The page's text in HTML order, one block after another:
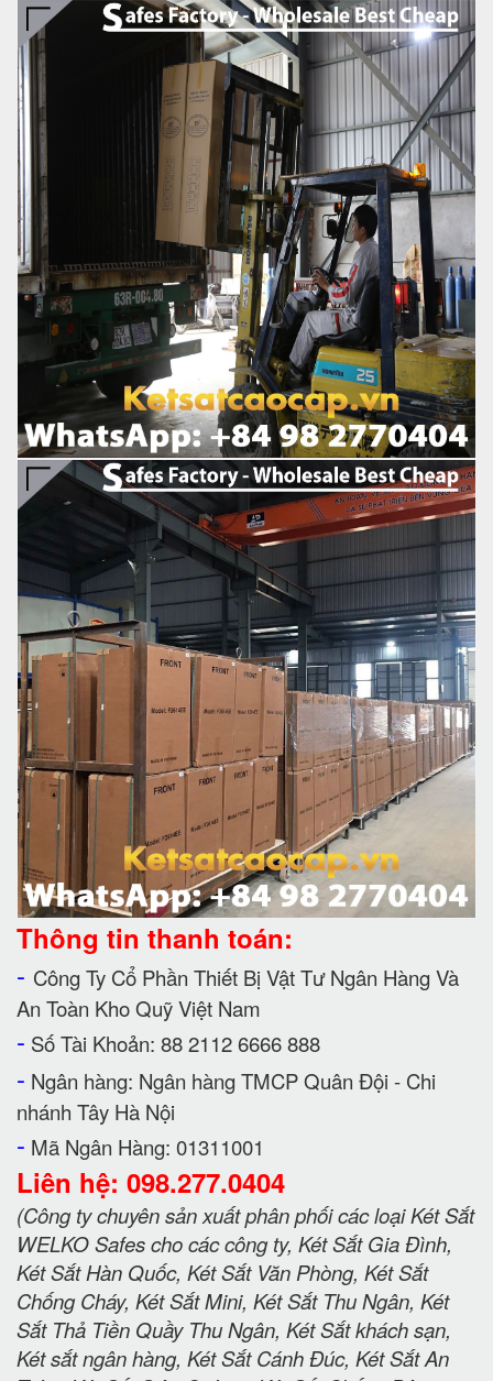
Thông tin thanh toán:
- Công Ty Cổ Phần Thiết Bị Vật Tư Ngân Hàng Và
An Toàn Kho Quỹ Việt Nam
- Số Tài Khoản: 88 2112 6666 888
- Ngân hàng: Ngân hàng TMCP Quân Đội - Chi
nhánh Tây Hà Nội
- Mã Ngân Hàng: 01311001
Liên hệ: 098.277.0404
(Công ty chuyên sản xuất phân phối các loại Két Sắt
WELKO Safes cho các công ty, Két Sắt Gia Đình,
Két Sắt Hàn Quốc, Két Sắt Văn Phòng, Két Sắt
Chống Cháy, Két Sắt Mini, Két Sắt Thu Ngân, Két
Sắt Thả Tiền Quầy Thu Ngân, Két Sắt khách sạn,
Két sắt ngân hàng, Két Sắt Cánh Đúc, Két Sắt An